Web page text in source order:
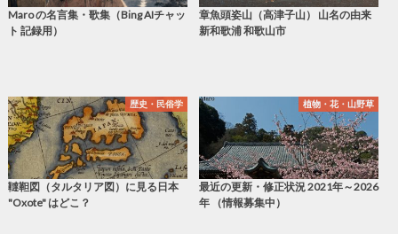
Maro の名言集・歌集（Bing AIチャッ
ト 記録用）
章魚頭姿山（高津子山） 山名の由来
新和歌浦 和歌山市
歴史・民俗学
韃靼図（タルタリア図）に見る日本
"Oxote" はどこ？
植物・花・山野草
最近の更新・修正状況 2021年～2026
年 （情報募集中）